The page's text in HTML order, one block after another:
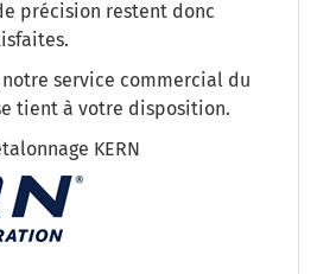
précision restent donc
service commercial du
tient à votre disposition.
KERN